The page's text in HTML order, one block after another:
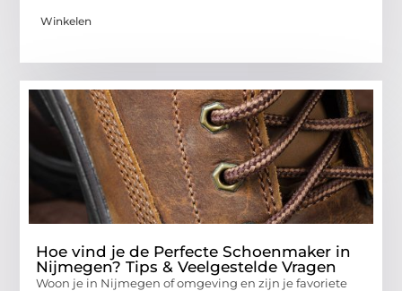
Winkelen
Hoe vind je de Perfecte Schoenmaker in
Nijmegen? Tips & Veelgestelde Vragen
Woon je in Nijmegen of omgeving en zijn je favoriete